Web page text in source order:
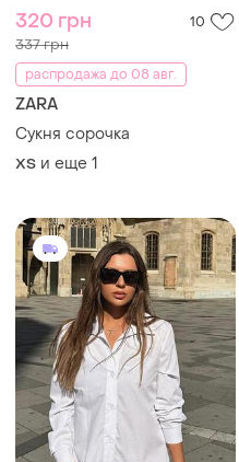
320 грн 10
337 грн
распродажа до 08 авг.
ZARA
Сукня сорочка
ХS и еще 1